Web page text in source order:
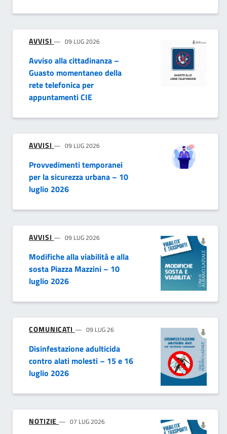
AVVISI 09 LUG 2026
Avviso alla cittadinanza –
Guasto momentaneo della
rete telefonica per
appuntamenti CIE
AVVISI 09 LUG 2026
Provvedimenti temporanei
per la sicurezza urbana – 10
luglio 2026
AVVISI 09 LUG 2026
Modifiche alla viabilità e alla
sosta Piazza Mazzini – 10
luglio 2026
COMUNICATI 09 LUG 26
Disinfestazione adulticida
contro alati molesti – 15 e 16
luglio 2026
NOTIZIE 07 LUG 2026